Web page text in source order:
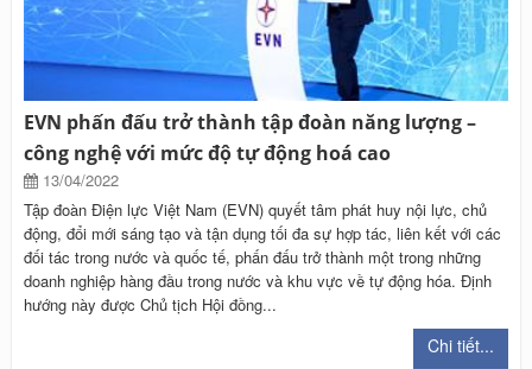
EVN phấn đấu trở thành tập đoàn năng lượng –
công nghệ với mức độ tự động hoá cao
13/04/2022
Tập đoàn Điện lực Việt Nam (EVN) quyết tâm phát huy nội lực, chủ
động, đổi mới sáng tạo và tận dụng tối đa sự hợp tác, liên kết với các
đối tác trong nước và quốc tế, phấn đấu trở thành một trong những
doanh nghiệp hàng đầu trong nước và khu vực về tự động hóa. Định
hướng này được Chủ tịch Hội đồng...
Chi tiết...